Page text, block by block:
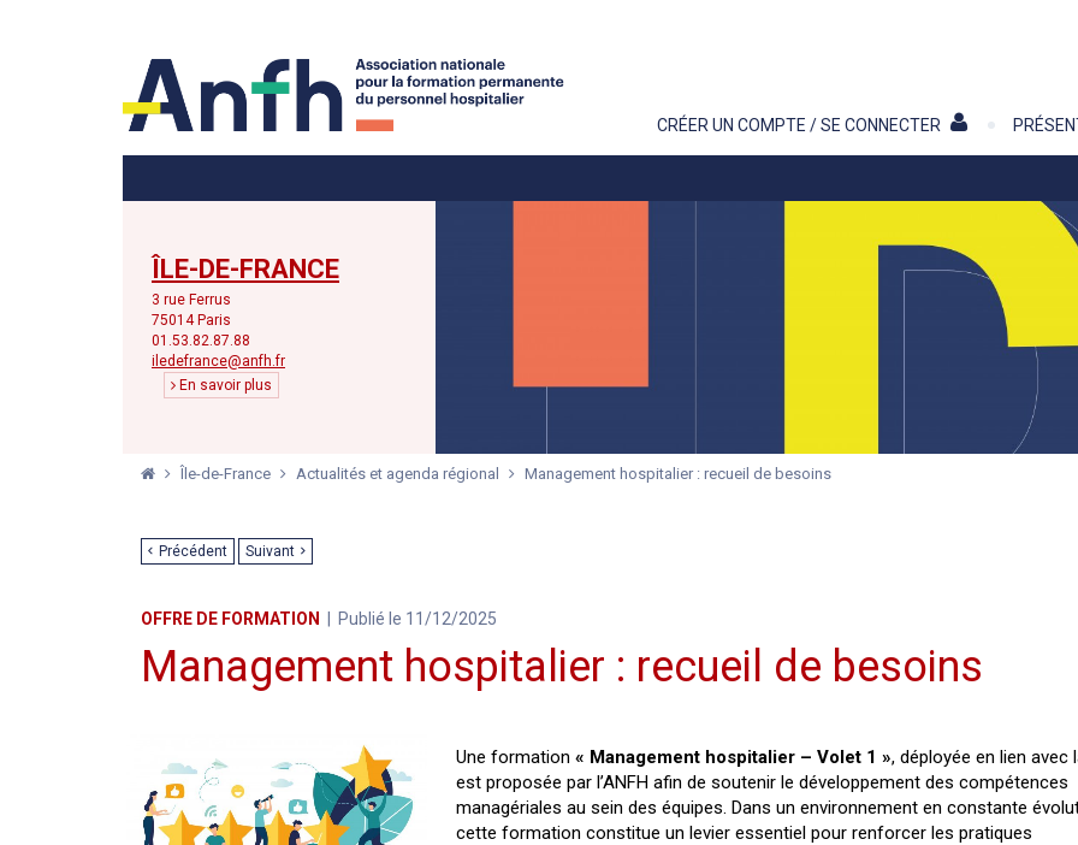
CRÉER UN COMPTE / SE CONNECTER
ÎLE-DE-FRANCE
3 rue Ferrus
75014 Paris
01.53.82.87.88
iledefrance@anfh.fr
En savoir plus
Île-de-France Actualités et agenda régional Management hospitalier : recueil de besoins
Précédent Suivant
OFFRE DE FORMATION Publié le 11/12/2025
Management hospitalier : recueil de besoins
Une formation« Management hospitalier – Volet 1 », déployée en lien avec
est proposée par l’ANFH afin de soutenir le développement des compétences
managériales au sein des équipes. Dans un environnement en constante
cette formation constitue un levier essentiel pour renforcer les pratiques